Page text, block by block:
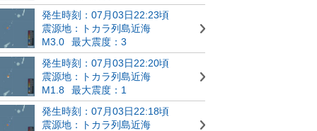
発生時刻：07月03日22:23頃
震源地：トカラ列島近海
M3.0
最大震度：3
発生時刻：07月03日22:20頃
震源地：トカラ列島近海
M1.8
最大震度：1
発生時刻：07月03日22:18頃
震源地：トカラ列島近海